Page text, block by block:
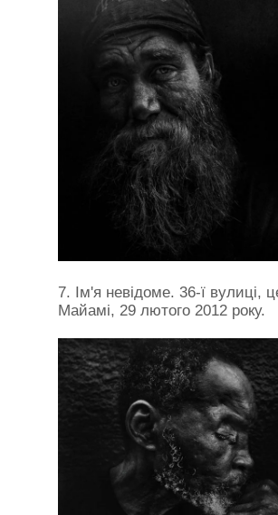
7. Ім'я невідоме. 36-ї вулиці,
Майамі, 29 лютого 2012 року.